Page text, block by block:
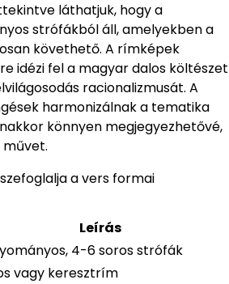
láthatjuk, hogy a
strófákból áll, amelyekben a
követhető. A rímképek
idézi fel a magyar dalos költészet
racionalizmusát. A
harmonizálnak a tematika
könnyen megjegyezhetővé,
művet.
a vers formai
Leírás
4-6 soros strófák
vagy keresztrím